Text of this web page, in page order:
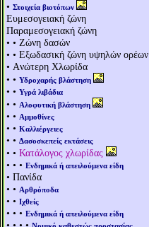
• Στοιχεία βιοτόπων
Ευμεσογειακή ζώνη
Παραμεσογειακή ζώνη
• • Ζώνη δασών
• • Εξωδασική ζώνη υψηλών ορέων
• Aνώτερη Χλωρίδα
• • Υδροχαρής βλάστηση
• • Υγρά λιβάδια
• • Αλοφυτική βλάστηση
• • Αμμοθίνες
• • Καλλιέργειες
• • Δασοσκεπείς εκτάσεις
• • Κατάλογος χλωρίδας
• • • Ενδημικά ή απειλούμενα είδη
• Πανίδα
• • Αρθρόποδα
• • Ιχθείς
• • • Ενδημικά ή απειλούμενα είδη